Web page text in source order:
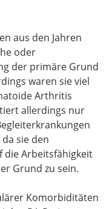
aus den Jahren
oder
der primäre Grund
waren sie viel
Arthritis
allerdings nur
sie den
die Arbeitsfähigkeit
Grund zu sein.
Komorbiditäten